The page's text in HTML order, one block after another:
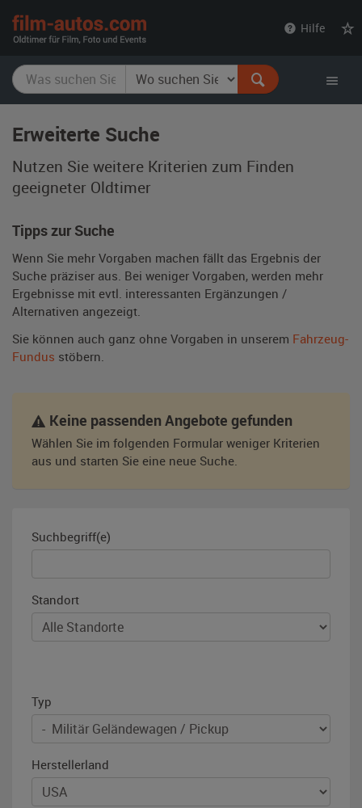
Hilfe
Erweiterte Suche
Nutzen Sie weitere Kriterien zum Finden
geeigneter Oldtimer
Tipps zur Suche
Wenn Sie mehr Vorgaben machen fällt das Ergebnis der
Suche präziser aus. Bei weniger Vorgaben, werden mehr
Ergebnisse mit evtl. interessanten Ergänzungen /
Alternativen angezeigt.
Sie können auch ganz ohne Vorgaben in unserem Fahrzeug-
Fundus stöbern.
Keine passenden Angebote gefunden
Wählen Sie im folgenden Formular weniger Kriterien
aus und starten Sie eine neue Suche.
Suchbegriff(e)
Standort
Typ
Herstellerland